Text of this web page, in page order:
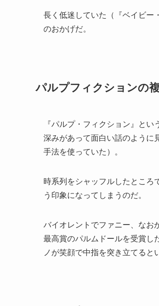
長く低迷していた（『ベイビー
のおかげだ。
パルプフィクションの
『パルプ・フィクション』と
深みがあって面白い話のように
手法を使っていた）。
時系列をシャッフルしたところ
う印象になってしまうのだ。
バイオレントでファニー、なお
最高賞のパルムドールを受賞し
ノが笑顔で中指を突き立てると